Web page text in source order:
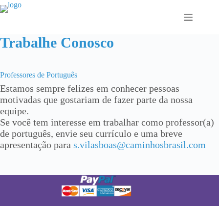
Pular
para
Trabalhe Conosco
Professores de Português
Estamos sempre felizes em conhecer pessoas
motivadas que gostariam de fazer parte da nossa
equipe.
Se você tem interesse em trabalhar como professor(a)
de português, envie seu currículo e uma breve
apresentação para s.vilasboas@caminhosbrasil.com